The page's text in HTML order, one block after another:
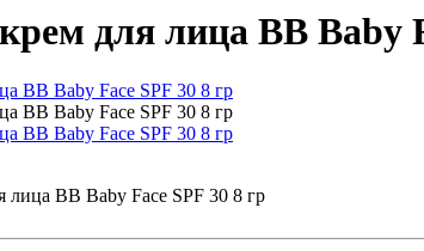
для лица BB Baby
BB Baby Face SPF 30 8 гр